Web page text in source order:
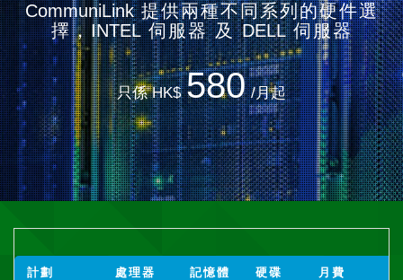
CommuniLink提供兩種不同系列的硬件選
擇，INTEL伺服器 及DELL伺服器
只係 HK$ 580 /月起
計劃 處理器 記憶體 硬碟 月費